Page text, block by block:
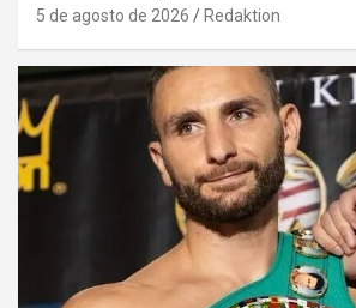
5 de agosto de 2026 Redaktion